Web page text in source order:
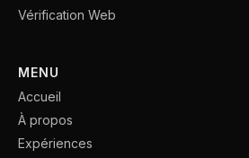
Vérification Web
MENU
Accueil
À propos
Expériences